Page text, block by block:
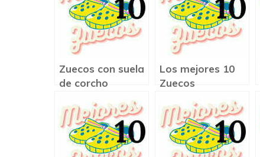
Zuecos con suela
de corcho
Los mejores 10
Zuecos